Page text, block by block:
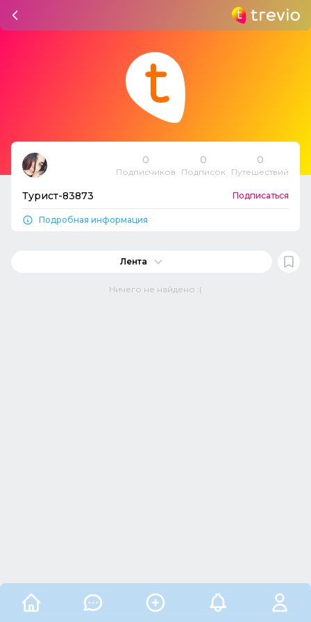
0
Подписчиков
0
Подписок
0
Путешествий
Турист-83873 Подписаться
Подробная информация
Лента
Ничего не найдено :(